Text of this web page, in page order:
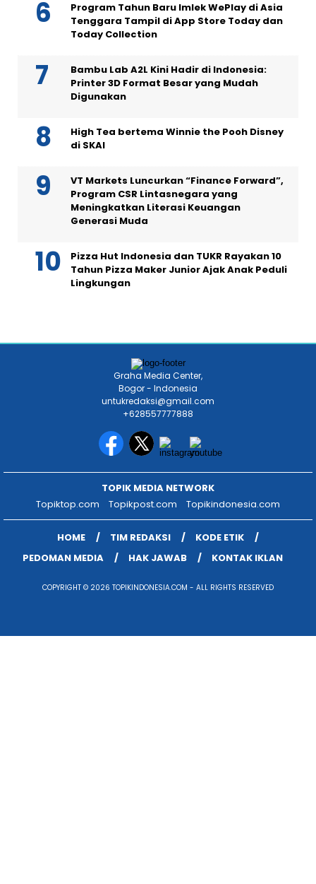
Program Tahun Baru Imlek WePlay di Asia
Tenggara Tampil di App Store Today dan
Today Collection
Bambu Lab A2L Kini Hadir di Indonesia:
Printer 3D Format Besar yang Mudah
Digunakan
High Tea bertema Winnie the Pooh Disney
di SKAI
VT Markets Luncurkan “Finance Forward”,
Program CSR Lintasnegara yang
Meningkatkan Literasi Keuangan
Generasi Muda
Pizza Hut Indonesia dan TUKR Rayakan 10
Tahun Pizza Maker Junior Ajak Anak Peduli
Lingkungan
Graha Media Center,
Bogor - Indonesia
untukredaksi@gmail.com
+628557777888
TOPIK MEDIA NETWORK
Topiktop.com
Topikpost.com Topikindonesia.com
HOME TIM REDAKSI
KODE ETIK
PEDOMAN MEDIA
HAK JAWAB KONTAK IKLAN
COPYRIGHT © 2026 TOPIKINDONESIA.COM - ALL RIGHTS RESERVED